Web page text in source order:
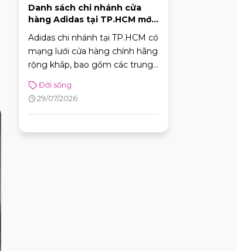
Danh sách chi nhánh cửa
hàng Adidas tại TP.HCM mới
Adidas chi nhánh tại TP.HCM có
mạng lưới cửa hàng chính hãng
rộng khắp, bao gồm các trung
cửa hàng chuyên dòng thời
trang đường phố, đồ thể thao
sự đa dạng về mô hình và vị trí
Đời sống
29/07/2026